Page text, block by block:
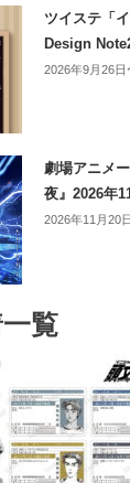
ツイステ「
Design
2026年9月26日
劇場アニメ
夜』2026年
2026年11月20
覧